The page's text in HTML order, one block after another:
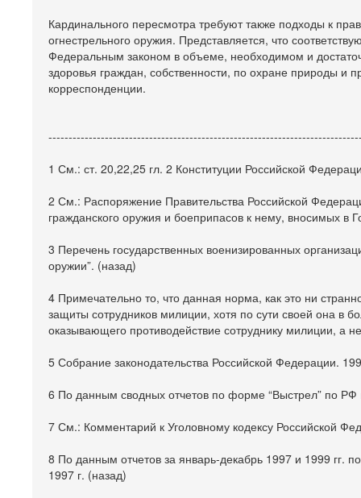
Кардинального пересмотра требуют также подходы к
огнестрельного оружия. Представляется, что
Федеральным законом в объеме, необходимом и
здоровья граждан, собственности, по охране природы и
корреспонденции.
1 См.: ст. 20,22,25 гл. 2 Конституции Российской
2 См.: Распоряжение Правительства Российской
гражданского оружия и боеприпасов к нему, вносимых в
3 Перечень государственных военизированных
оружии”. (назад)
4 Примечательно то, что данная норма, как это ни
защиты сотрудников милиции, хотя по сути своей она в
оказывающего противодействие сотруднику милиции, а
5 Собрание законодательства Российской Федерации.
6 По данным сводных отчетов по форме “Выстрел” по РФ
7 См.: Комментарий к Уголовному кодексу Российской
8 По данным отчетов за январь-декабрь 1997 и 1999
1997 г. (назад)